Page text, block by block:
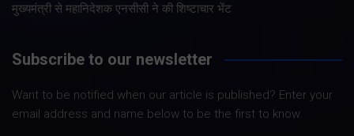
मुख्यमंत्री से महानिदेशक एनसीसी ने की शिष्टाचार भेंट
Subscribe to our newsletter
Want to be notified when our article is published? Enter your
email address and name below to be the first to know.